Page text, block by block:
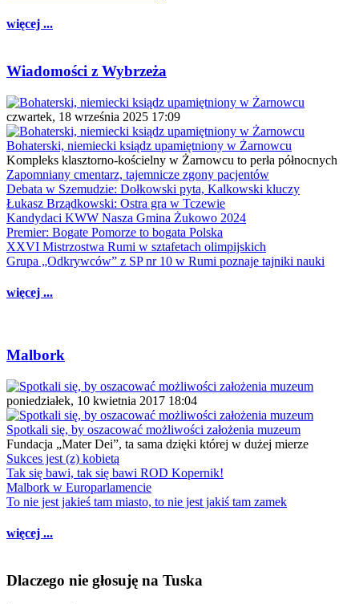
więcej ...
Wiadomości z Wybrzeża
czwartek, 18 września 2025 17:09
Bohaterski, niemiecki ksiądz upamiętniony w Żarnowcu
Kompleks klasztorno-kościelny w Żarnowcu to perła północnych
Zapomniany cmentarz, tajemnicze zgony pacjentów
Debata w Szemudzie: Dołkowski pyta, Kalkowski kluczy
Łukasz Brządkowski: Ostra gra w Tczewie
Kandydaci KWW Nasza Gmina Żukowo 2024
Premier: Bogate Pomorze to bogata Polska
XXVI Mistrzostwa Rumi w sztafetach olimpijskich
Grupa „Odkrywców” z SP nr 10 w Rumi poznaje tajniki nauki
więcej ...
Malbork
poniedziałek, 10 kwietnia 2017 18:04
Spotkali się, by oszacować możliwości założenia muzeum
Fundacja „Mater Dei”, ta sama dzięki której w dużej mierze
Sukces jest (z) kobietą
Tak się bawi, tak się bawi ROD Kopernik!
Malbork w Europarlamencie
To nie jest jakieś tam miasto, to nie jest jakiś tam zamek
więcej ...
Dlaczego nie głosuję na Tuska